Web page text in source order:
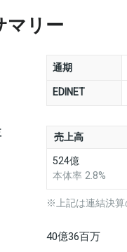
マリー
通期
EDINET
売上高
524億
本体率 2.8%
※上記は連結決算
40億36百万